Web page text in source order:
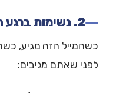
2. נשימות ברגע הלחץ
כשהמייל הזה מגיע,
לפני שאתם מגיבים: